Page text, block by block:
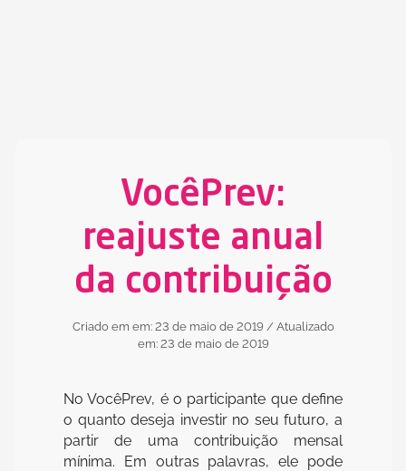
VocêPrev:
reajuste anual
da contribuição
Criado em em: 23 de maio de 2019 / Atualizado
em: 23 de maio de 2019
No VocêPrev, é o participante que define
o quanto deseja investir no seu futuro, a
partir de uma contribuição mensal
mínima. Em outras palavras, ele pode